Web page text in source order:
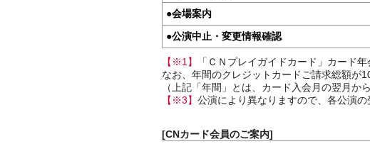
●会場案内
●公演中止・変更情報確認
【※1】
「ＣＮプレイガイドカード」カード
なお、年間のクレジットカードご請求総額が
（上記「年間」とは、カード入会月の翌月か
【※3】 公演により異なりますので、各公演の
[CNカード会員のご案内]